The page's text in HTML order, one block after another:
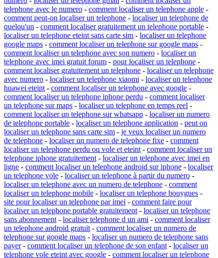
telephone avec le numero - comment localiser un telephone apple -
comment peut-on localiser un telephone - localiser un telephone de
quelqu'un - comment localiser gratuitement un telephone portable -
localiser un telephone eteint sans carte sim - localiser un telephone
google maps - comment localiser un telephone sur google maps -
comment localiser un telephone avec son numero - localiser un
telephone avec imei gratuit forum - pour localiser un telephone -
comment localiser gratuitement un telephone - localiser un telephone
avec numero - localiser un telephone xiaomi - localiser un telephone
huawei eteint - comment localiser un telephone avec google -
comment localiser un telephone iphone perdu - comment localiser
un telephone sur maps - localiser un telephone en temps reel -
comment localiser un telephone sur whatsapp - localiser un numero
de telephone portable - localiser un telephone application - peut on
localiser un telephone sans carte sim - je veux localiser un numero
de telephone - localiser un numero de telephone fixe - comment
localiser un telephone perdu ou vole et eteint - comment localiser un
telephone iphone gratuitement - localiser un telephone avec imei en
ligne - comment localiser un telephone android sur iphone - localiser
un telephone vole - localiser un telephone à partir du numero -
localiser un telephone avec un numero de telephone - comment
localiser un telephone mobile - localiser un telephone bouygues -
site pour localiser un telephone par imei - comment faire pour
localiser un telephone portable gratuitement - localiser un telephone
sans abonnement - localiser telephone d un ami - comment localiser
un telephone android gratuit - comment localiser un numero de
telephone sur google maps - localiser un numero de telephone sans
payer- comment localiser un telephone de son enfant - localiser un
telephone vole eteint avec google - comment localiser un telephone